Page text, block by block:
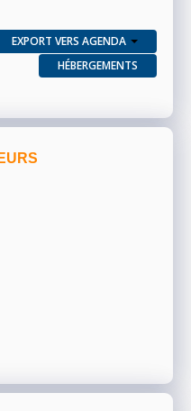
EXPORT VERS AGENDA
HÉBERGEMENTS